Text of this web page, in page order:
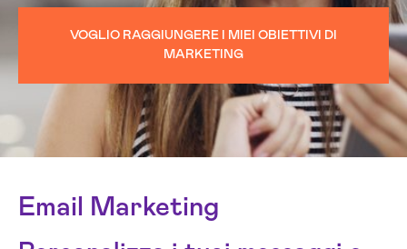
VOGLIO RAGGIUNGERE I MIEI OBIETTIVI DI
MARKETING
Email Marketing